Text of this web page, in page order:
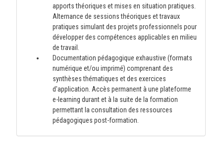
apports théoriques et mises en situation pratiques.
Alternance de sessions théoriques et travaux
pratiques simulant des projets professionnels pour
développer des compétences applicables en milieu
de travail.
Documentation pédagogique exhaustive (formats
numérique et/ou imprimé) comprenant des
synthèses thématiques et des exercices
d'application. Accès permanent à une plateforme
e-learning durant et à la suite de la formation
permettant la consultation des ressources
pédagogiques post-formation.